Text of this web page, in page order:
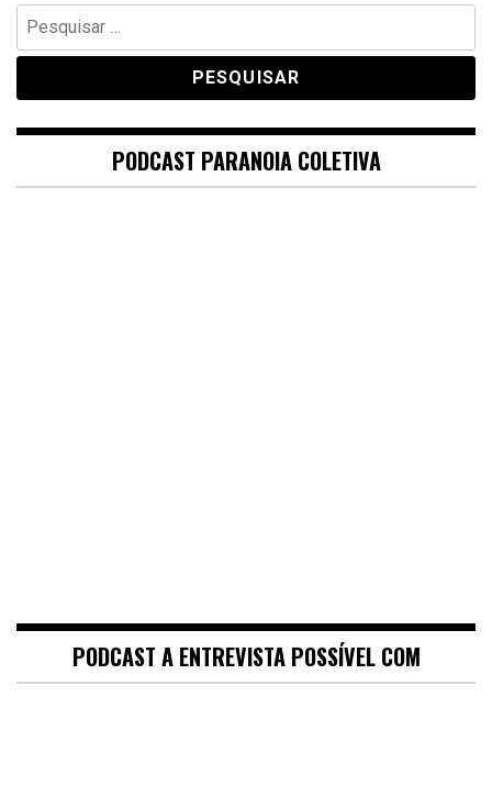
Pesquisar
por:
PODCAST PARANOIA COLETIVA
PODCAST A ENTREVISTA POSSÍVEL COM